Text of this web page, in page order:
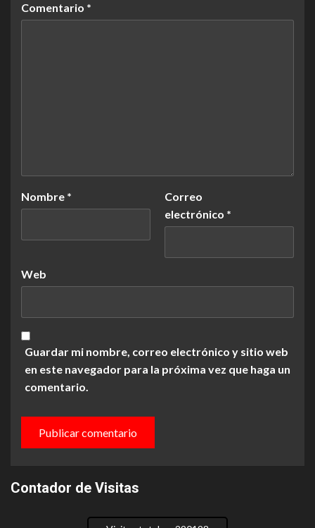
Comentario *
Nombre *
Correo
electrónico *
Web
Guardar mi nombre, correo electrónico y sitio web
en este navegador para la próxima vez que haga un
comentario.
Contador de Visitas